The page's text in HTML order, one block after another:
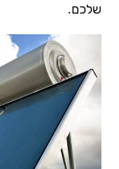
שלכם.